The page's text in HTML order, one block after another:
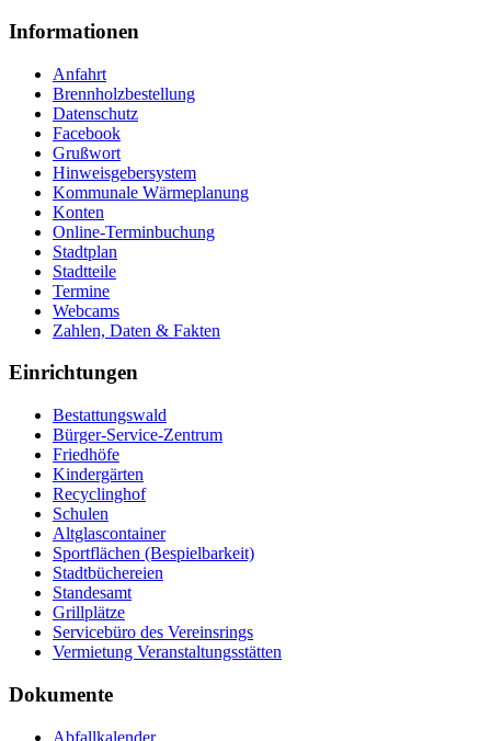
Informationen
Anfahrt
Brennholzbestellung
Datenschutz
Facebook
Grußwort
Hinweisgebersystem
Kommunale Wärmeplanung
Konten
Online-Terminbuchung
Stadtplan
Stadtteile
Termine
Webcams
Zahlen, Daten & Fakten
Einrichtungen
Bestattungswald
Bürger-Service-Zentrum
Friedhöfe
Kindergärten
Recyclinghof
Schulen
Altglascontainer
Sportflächen (Bespielbarkeit)
Stadtbüchereien
Standesamt
Grillplätze
Servicebüro des Vereinsrings
Vermietung Veranstaltungsstätten
Dokumente
Abfallkalender